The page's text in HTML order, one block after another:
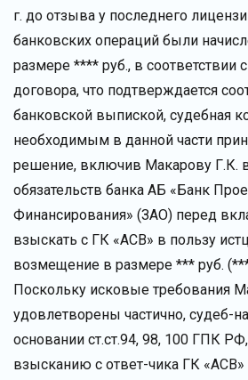
г. до отзыва у последнего
банковских операций были
размере **** руб., в соответствии
договора, что подтверждается
банковской выпиской, судебная
необходимым в данной части
решение, включив Макарову Г.К.
обязательств банка АБ «Банк
Финансирования» (ЗАО) перед
взыскать с ГК «АСВ» в пользу
возмещение в размере *** руб.
Поскольку исковые требования
удовлетворены частично, судеб-
основании ст.ст.94, 98, 100 ГПК
взысканию с ответ-чика ГК «АСВ»